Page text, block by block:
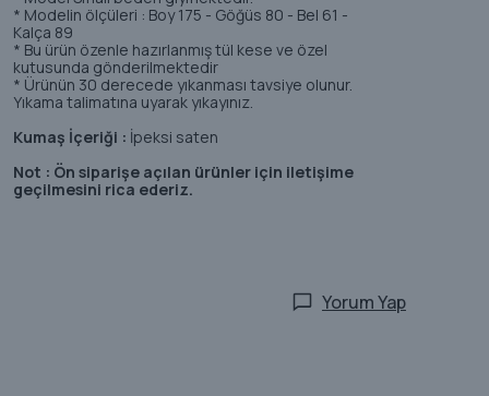
* Modelin ölçüleri : Boy 175 - Göğüs 80 - Bel 61 -
Kalça 89
* Bu ürün özenle hazırlanmış tül kese ve özel
kutusunda gönderilmektedir
* Ürünün 30 derecede yıkanması tavsiye olunur.
Yıkama talimatına uyarak yıkayınız.
Kumaş İçeriği : İpeksi saten
Not : Ön siparişe açılan ürünler için iletişime
geçilmesini rica ederiz.
Yorum Yap